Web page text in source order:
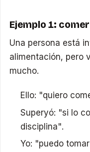
Ejemplo 1:
Una persona está
alimentación, pero
mucho.
Ello: "quiero
Superyó: "si lo
disciplina".
Yo: "puedo